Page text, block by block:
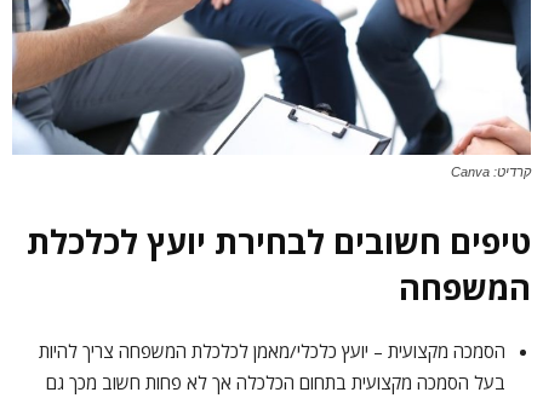
קרדיט: Canva
טיפים חשובים לבחירת יועץ לכלכלת
המשפחה
הסמכה מקצועית – יועץ כלכלי/מאמן לכלכלת המשפחה צריך להיות
בעל הסמכה מקצועית בתחום הכלכלה אך לא פחות חשוב מכך גם